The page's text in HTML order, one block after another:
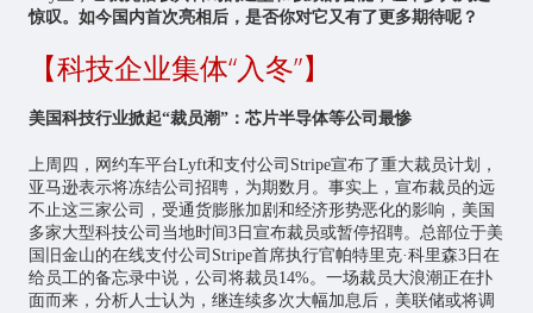
惊叹。如今国内首次亮相后，是否你对它又有了更多期待呢？
【科技企业集体“入冬”】
美国科技行业掀起“裁员潮”：芯片半导体等公司最惨
上周四，网约车平台Lyft和支付公司Stripe宣布了重大裁员计划，
亚马逊表示将冻结公司招聘，为期数月。事实上，宣布裁员的远
不止这三家公司，受通货膨胀加剧和经济形势恶化的影响，美国
多家大型科技公司当地时间3日宣布裁员或暂停招聘。总部位于美
国旧金山的在线支付公司Stripe首席执行官帕特里克·科里森3日在
给员工的备忘录中说，公司将裁员14%。一场裁员大浪潮正在扑
面而来，分析人士认为，继连续多次大幅加息后，美联储或将调